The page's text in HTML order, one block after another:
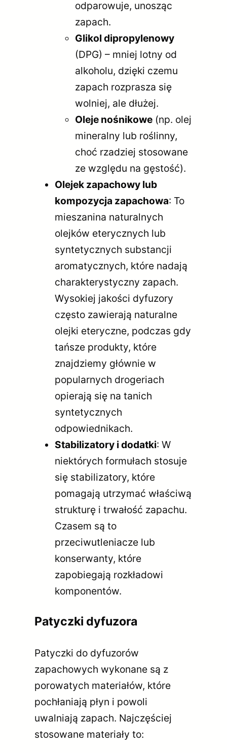
odparowuje, unosząc
zapach.
Glikol dipropylenowy
(DPG) – mniej lotny od
alkoholu, dzięki czemu
zapach rozprasza się
wolniej, ale dłużej.
Oleje nośnikowe (np. olej
mineralny lub roślinny,
choć rzadziej stosowane
ze względu na gęstość).
Olejek zapachowy lub
kompozycja zapachowa: To
mieszanina naturalnych
olejków eterycznych lub
syntetycznych substancji
aromatycznych, które nadają
charakterystyczny zapach.
Wysokiej jakości dyfuzory
często zawierają naturalne
olejki eteryczne, podczas gdy
tańsze produkty, które
znajdziemy głównie w
popularnych drogeriach
opierają się na tanich
syntetycznych
odpowiednikach.
Stabilizatory i dodatki: W
niektórych formułach stosuje
się stabilizatory, które
pomagają utrzymać właściwą
strukturę i trwałość zapachu.
Czasem są to
przeciwutleniacze lub
konserwanty, które
zapobiegają rozkładowi
komponentów.
Patyczki dyfuzora
Patyczki do dyfuzorów
zapachowych wykonane są z
porowatych materiałów, które
pochłaniają płyn i powoli
uwalniają zapach. Najczęściej
stosowane materiały to: